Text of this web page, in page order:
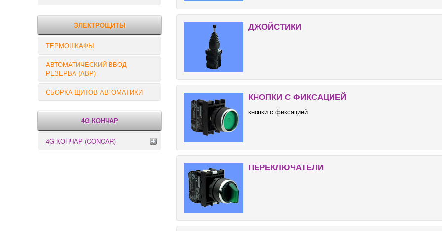
РЕЛЕ КОНТРОЛЯ
ЭЛЕКТРОЩИТЫ
ТЕРМОШКАФЫ
АВТОМАТИЧЕСКИЙ ВВОД
РЕЗЕРВА (АВР)
СБОРКА ЩИТОВ АВТОМАТИКИ
4G КОНЧАР
4G КОНЧАР (CONCAR)
ДЖОЙСТИКИ
КНОПКИ С ФИКСАЦИЕЙ
кнопки с фиксацией
ПЕРЕКЛЮЧАТЕЛИ